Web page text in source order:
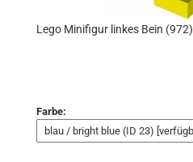
Lego Minifigur linkes Bein (972)
Farbe: